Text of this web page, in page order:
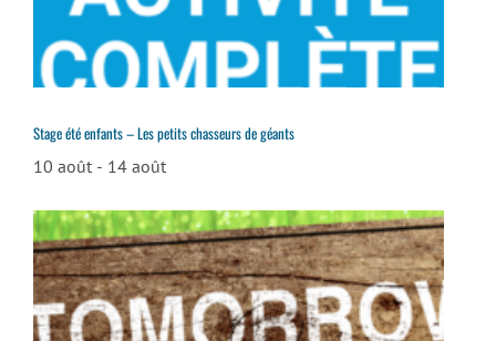
Stage été enfants – Les petits chasseurs de géants
10 août - 14 août